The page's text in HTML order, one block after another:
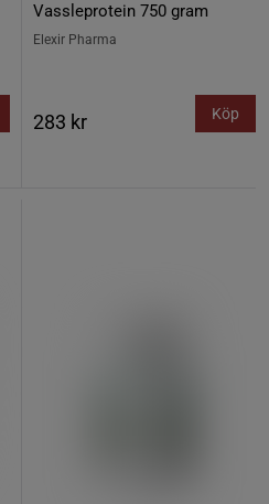
Vassleprotein 750 gram
Elexir Pharma
283 kr Köp